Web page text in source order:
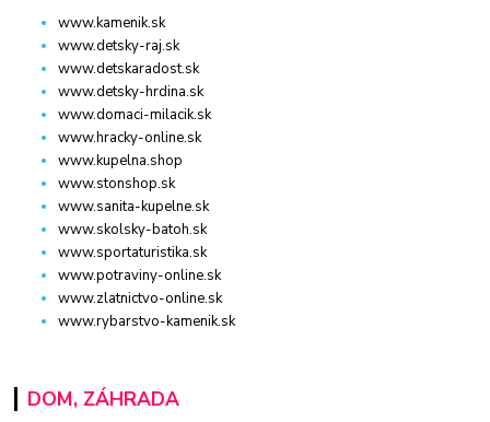
www.kamenik.sk
www.detsky-raj.sk
www.detskaradost.sk
www.detsky-hrdina.sk
www.domaci-milacik.sk
www.hracky-online.sk
www.kupelna.shop
www.stonshop.sk
www.sanita-kupelne.sk
www.skolsky-batoh.sk
www.sportaturistika.sk
www.potraviny-online.sk
www.zlatnictvo-online.sk
www.rybarstvo-kamenik.sk
DOM, ZÁHRADA